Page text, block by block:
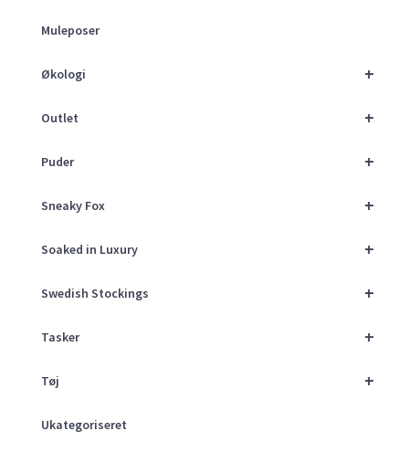
Muleposer
+
Økologi
+
Outlet
+
Puder
+
Sneaky Fox
+
Soaked in Luxury
+
Swedish Stockings
+
Tasker
+
Tøj
Ukategoriseret